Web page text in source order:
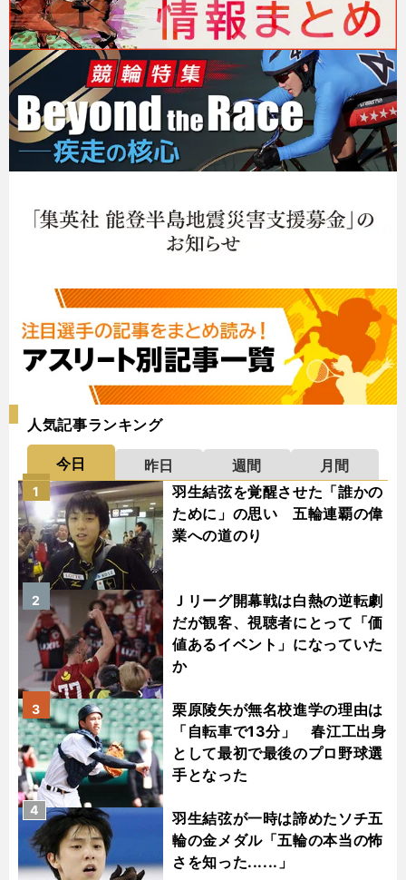
人気記事ランキング
今日 昨日 週間
月間
羽生結弦を覚醒させた「誰かの
ために」の思い 五輪連覇の偉
業への道のり
1
Ｊリーグ開幕戦は白熱の逆転劇
だが観客、視聴者にとって「価
値あるイベント」になっていた
か
2
栗原陵矢が無名校進学の理由は
「自転車で13分」 春江工出身
として最初で最後のプロ野球選
手となった
3
羽生結弦が一時は諦めたソチ五
輪の金メダル「五輪の本当の怖
さを知った......」
4